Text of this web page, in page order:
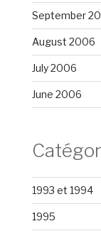
September
August 2006
July 2006
June 2006
1993 et 1994
1995